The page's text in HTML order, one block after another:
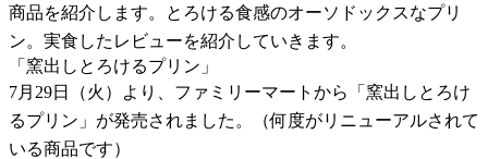
商品を紹介します。とろける食感のオーソドックスなプリ
ン。実食したレビューを紹介していきます。
「窯出しとろけるプリン」
7月29日（火）より、ファミリーマートから「窯出しとろけ
るプリン」が発売されました。（何度がリニューアルされて
いる商品です）